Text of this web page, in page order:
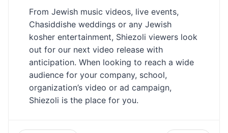
From Jewish music videos, live events,
Chasiddishe weddings or any Jewish
kosher entertainment, Shiezoli viewers look
out for our next video release with
anticipation. When looking to reach a wide
audience for your company, school,
organization’s video or ad campaign,
Shiezoli is the place for you.